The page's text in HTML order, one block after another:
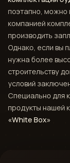
поэтапно, можно
компанией
производить
Однако, если вы
нужна более
строительству
условий
Специально для
продукты нашей
«White Box»